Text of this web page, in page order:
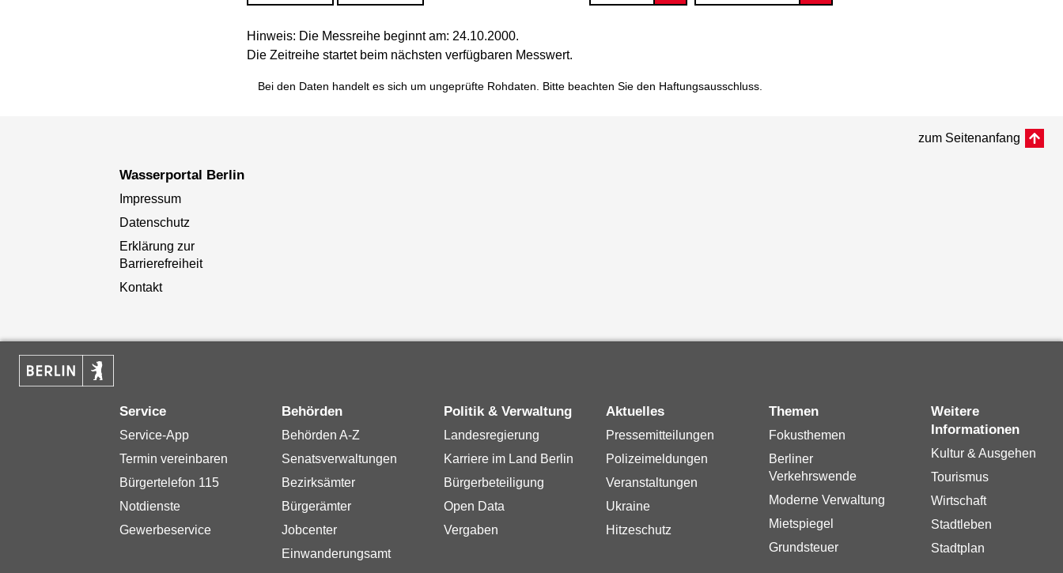
Hinweis: Die Messreihe beginnt am: 24.10.2000.
Die Zeitreihe startet beim nächsten verfügbaren Messwert.
Bei den Daten handelt es sich um ungeprüfte Rohdaten. Bitte beachten Sie den Haftungsausschluss.
zum Seitenanfang
Wasserportal Berlin
Impressum
Datenschutz
Erklärung zur
Barrierefreiheit
Kontakt
Service
Service-App
Termin vereinbaren
Bürgertelefon 115
Notdienste
Gewerbeservice
Behörden
Behörden A-Z
Senatsverwaltungen
Bezirksämter
Bürgerämter
Jobcenter
Einwanderungsamt
Politik & Verwaltung
Landesregierung
Karriere im Land Berlin
Bürgerbeteiligung
Open Data
Vergaben
Aktuelles
Pressemitteilungen
Polizeimeldungen
Veranstaltungen
Ukraine
Hitzeschutz
Themen
Fokusthemen
Berliner
Verkehrswende
Moderne Verwaltung
Mietspiegel
Grundsteuer
Weitere
Informationen
Kultur & Ausgehen
Tourismus
Wirtschaft
Stadtleben
Stadtplan